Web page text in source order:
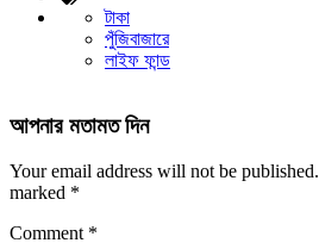
টাকা
পুঁজিবাজারে
লাইফ ফান্ড
আপনার মতামত দিন
Your email address will not be published.
marked *
Comment *